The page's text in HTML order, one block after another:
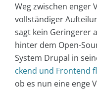
Weg zwischen enger
vollständiger
sagt kein Geringerer
hinter dem Open-
System Drupal in
ckend und Frontend
ob es nun eine enge